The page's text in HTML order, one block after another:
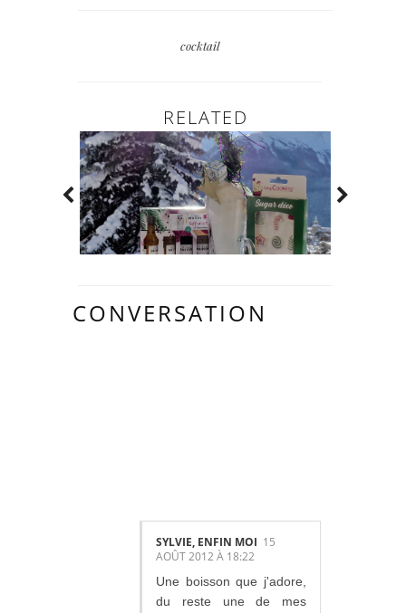
cocktail
RELATED
CONVERSATION
SYLVIE, ENFIN MOI 15
AOÛT 2012 À 18:22
Une boisson que j'adore,
du reste une de mes